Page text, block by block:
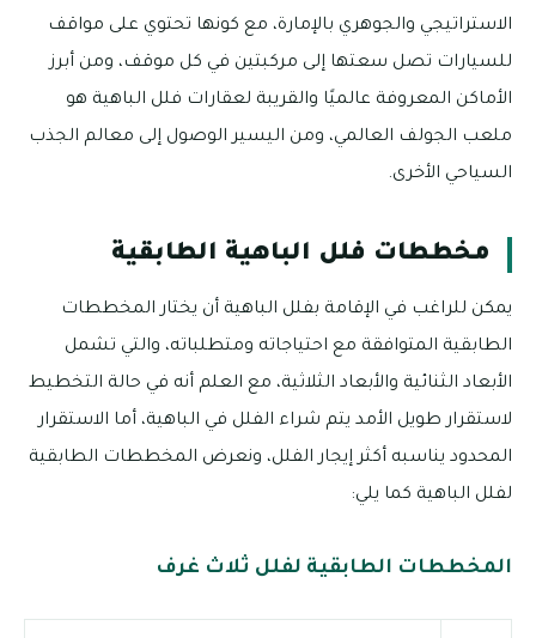
الاستراتيجي والجوهري بالإمارة، مع كونها تحتوي على مواقف
للسيارات تصل سعتها إلى مركبتين في كل موقف، ومن أبرز
الأماكن المعروفة عالميًا والقريبة لعقارات فلل الباهية هو
ملعب الجولف العالمي، ومن اليسير الوصول إلى معالم الجذب
السياحي الأخرى.
مخططات فلل الباهية الطابقية
يمكن للراغب في الإقامة بفلل الباهية أن يختار المخططات
الطابقية المتوافقة مع احتياجاته ومتطلباته، والتي تشمل
الأبعاد الثنائية والأبعاد الثلاثية، مع العلم أنه في حالة التخطيط
لاستقرار طويل الأمد يتم شراء الفلل في الباهية، أما الاستقرار
المحدود يناسبه أكثر إيجار الفلل، ونعرض المخططات الطابقية
لفلل الباهية كما يلي:
المخططات الطابقية لفلل ثلاث غرف